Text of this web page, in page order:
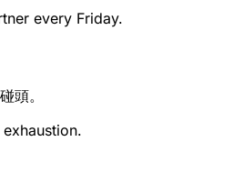
every Friday.
頭。